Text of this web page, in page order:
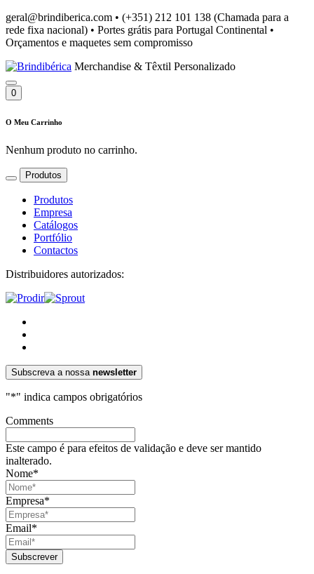
geral@brindiberica.com • (+351) 212 101 138 (Chamada para a
rede fixa nacional) • Portes grátis para Portugal Continental •
Orçamentos e maquetes sem compromisso
Merchandise & Têxtil Personalizado
0
O Meu Carrinho
Nenhum produto no carrinho.
Produtos
Produtos
Empresa
Catálogos
Portfólio
Contactos
Distribuidores autorizados:
Subscreva a nossa newsletter
"*" indica campos obrigatórios
Comments
Este campo é para efeitos de validação e deve ser mantido
inalterado.
Nome*
Empresa*
Email*